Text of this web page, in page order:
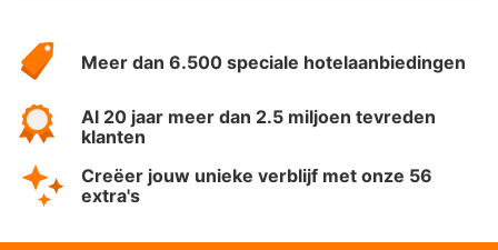
HotelSpecials
Meer dan 6.500 speciale hotelaanbiedingen
Al 20 jaar meer dan 2.5 miljoen tevreden
klanten
Creëer jouw unieke verblijf met onze 56
extra's